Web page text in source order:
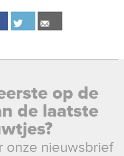
op de
de laatste
onze nieuwsbrief